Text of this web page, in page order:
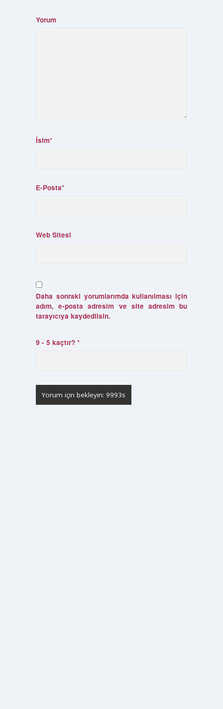
Yorum
İsim*
E-Posta*
Web Sitesi
Daha sonraki yorumlarımda kullanılması için
adım, e-posta adresim ve site adresim bu
tarayıcıya kaydedilsin.
9 - 5 kaçtır? *